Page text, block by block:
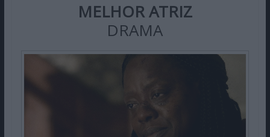
MELHOR ATRIZ
DRAMA